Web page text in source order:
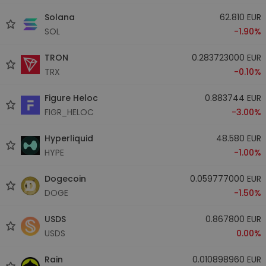
Solana
SOL
62.810 EUR
-1.90%
TRON
TRX
0.283723000 EUR
-0.10%
Figure Heloc
FIGR_HELOC
0.883744 EUR
-3.00%
Hyperliquid
HYPE
48.580 EUR
-1.00%
Dogecoin
DOGE
0.059777000 EUR
-1.50%
USDS
USDS
0.867800 EUR
0.00%
Rain 0.010898960 EUR